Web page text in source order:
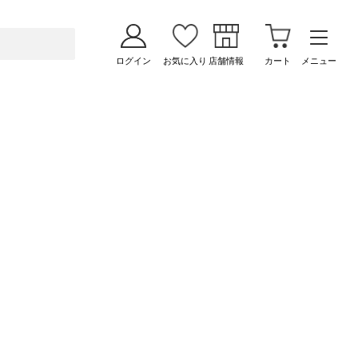
ログイン お気に入り 店舗情報 カート メニュー